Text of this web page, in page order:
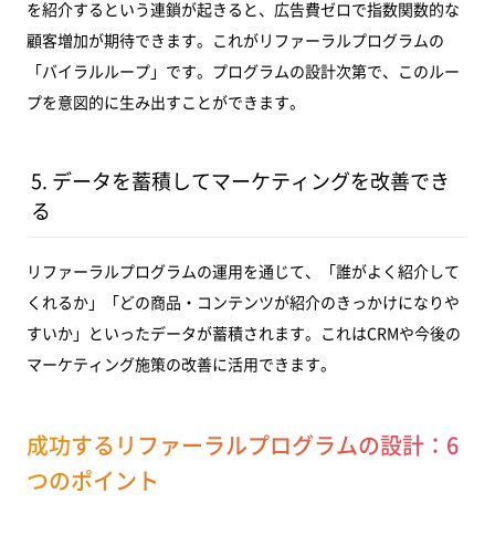
を紹介するという連鎖が起きると、広告費ゼロで指数関数的な
顧客増加が期待できます。これがリファーラルプログラムの
「バイラルループ」です。プログラムの設計次第で、このルー
プを意図的に生み出すことができます。
5. データを蓄積してマーケティングを改善でき
る
リファーラルプログラムの運用を通じて、「誰がよく紹介して
くれるか」「どの商品・コンテンツが紹介のきっかけになりや
すいか」といったデータが蓄積されます。これはCRMや今後の
マーケティング施策の改善に活用できます。
成功するリファーラルプログラムの設計：6
つのポイント